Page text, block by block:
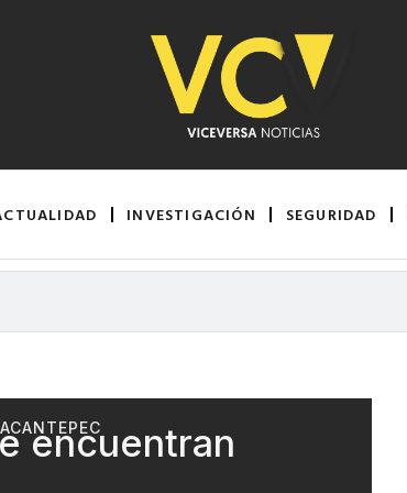
INVESTIGACIÓN SEGURIDAD
encuentran